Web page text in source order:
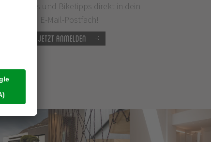
Infos, News und Biketipps direkt in dein
E-Mail-Postfach!
Jetzt anmelden